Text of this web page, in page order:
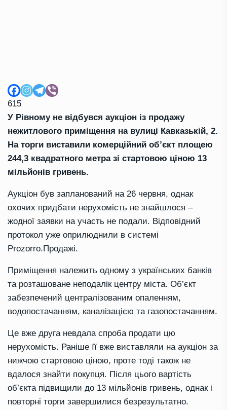
615
У Рівному не відбувся аукціон із продажу
нежитлового приміщення на вулиці Кавказькій, 2.
На торги виставили комерційний об’єкт площею
244,3 квадратного метра зі стартовою ціною 13
мільйонів гривень.
Аукціон був запланований на 26 червня, однак
охочих придбати нерухомість не знайшлося –
жодної заявки на участь не подали. Відповідний
протокол уже оприлюднили в системі
Prozorro.Продажі.
Приміщення належить одному з українських банків
та розташоване неподалік центру міста. Об’єкт
забезпечений централізованим опаленням,
водопостачанням, каналізацією та газопостачанням.
Це вже друга невдала спроба продати цю
нерухомість. Раніше її вже виставляли на аукціон за
нижчою стартовою ціною, проте тоді також не
вдалося знайти покупця. Після цього вартість
об’єкта підвищили до 13 мільйонів гривень, однак і
повторні торги завершилися безрезультатно.